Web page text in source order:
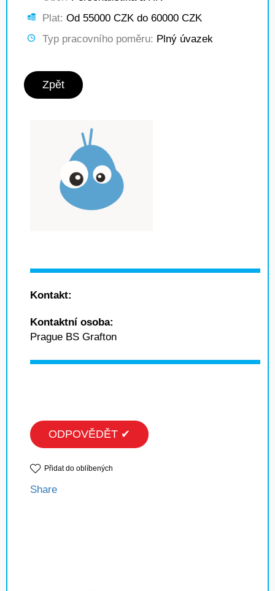
Plat: Od 55000 CZK do 60000 CZK
Typ pracovního poměru: Plný úvazek
Zpět
Kontakt:
Kontaktní osoba:
Prague BS Grafton
ODPOVĚDĚT ✔
Přidat do oblíbených
Share